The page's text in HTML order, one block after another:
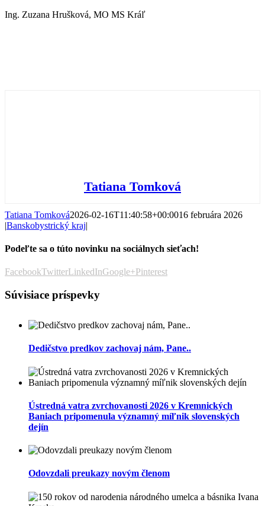
Ing. Zuzana Hrušková, MO MS Kráľ
Tatiana Tomková
Tatiana Tomková2026-02-16T11:40:58+00:0016 februára 2026
|Banskobystrický kraj|
Podeľte sa o túto novinku na sociálnych sieťach!
FacebookTwitterLinkedInGoogle+Pinterest
Súvisiace príspevky
Dedičstvo predkov zachovaj nám, Pane..
Ústredná vatra zvrchovanosti 2026 v Kremnických
Baniach pripomenula významný míľnik slovenských
dejín
Odovzdali preukazy novým členom